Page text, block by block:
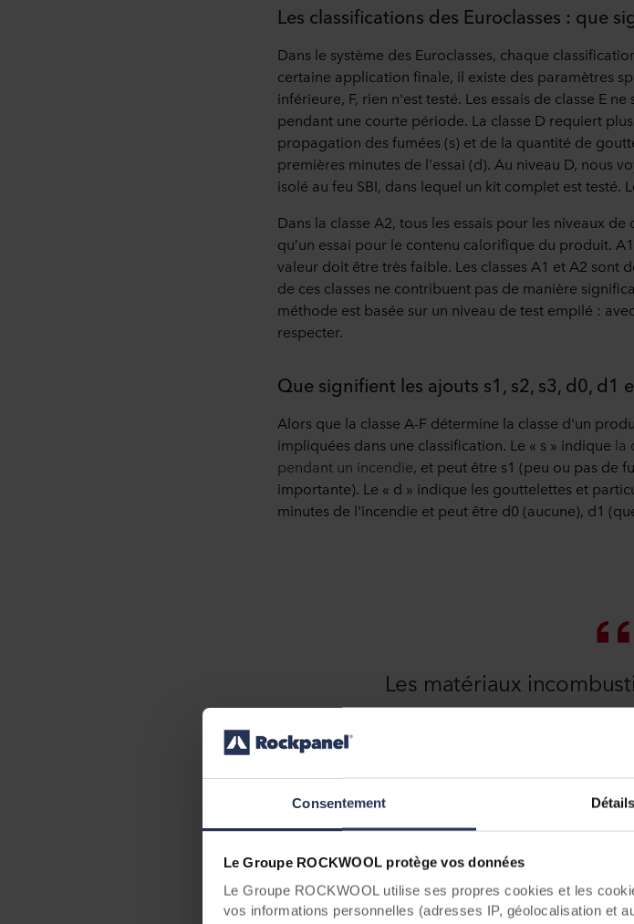
Consentement Détails
Le Groupe ROCKWOOL protège vos données
Le Groupe ROCKWOOL utilise ses propres cookies et les
vos informations personnelles (adresses IP, géolocalisation et
Les classifications des Euroclasses : que
Dans le système des Euroclasses, chaque
certaine application finale, il existe des paramètres
inférieure, F, rien n'est testé. Les essais de classe E
pendant une courte période. La classe D requiert
propagation des fumées (s) et de la quantité de
premières minutes de l'essai (d). Au niveau D, nous
isolé au feu SBI, dans lequel un kit complet est testé.
Dans la classe A2, tous les essais pour les niveaux
qu’un essai pour le contenu calorifique du produit.
valeur doit être très faible. Les classes A1 et A2 sont
de ces classes ne contribuent pas de manière
méthode est basée sur un niveau de test empilé :
respecter.
Que signifient les ajouts s1, s2, s3, d0, d1
Alors que la classe A-F détermine la classe d'un
impliquées dans une classification. Le « s » indique la
pendant un incendie, et peut être s1 (peu ou pas de
importante). Le « d » indique les gouttelettes et
minutes de l'incendie et peut être d0 (aucune), d1
Les matériaux
A2) constituent le
haut
Pourquoi le système des Euroclasses a-t-